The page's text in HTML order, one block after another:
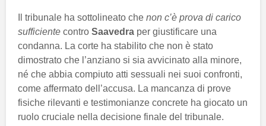
Il tribunale ha sottolineato che non c’è prova di carico
sufficiente contro Saavedra per giustificare una
condanna. La corte ha stabilito che non è stato
dimostrato che l’anziano si sia avvicinato alla minore,
né che abbia compiuto atti sessuali nei suoi confronti,
come affermato dell’accusa. La mancanza di prove
fisiche rilevanti e testimonianze concrete ha giocato un
ruolo cruciale nella decisione finale del tribunale.